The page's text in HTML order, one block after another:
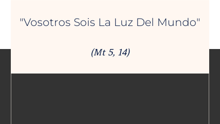
"Vosotros Sois La Luz Del Mundo"
(Mt 5, 14)